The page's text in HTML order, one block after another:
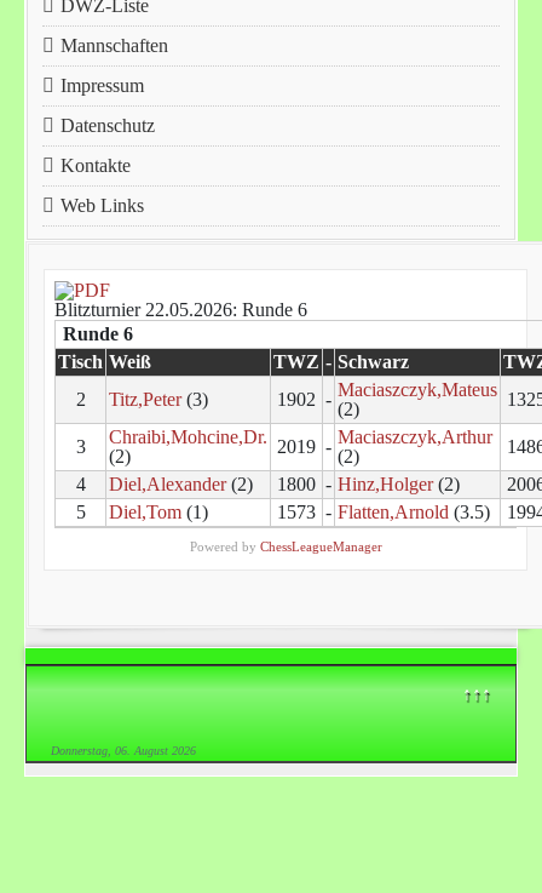
↑↑↑
Donnerstag, 06. August 2026
DWZ-Liste
Mannschaften
Impressum
Datenschutz
Kontakte
Web Links
Blitzturnier 22.05.2026: Runde 6
Runde 6
Tisch Weiß TWZ - Schwarz
2
Titz,Peter(3) 1902 - Maciaszczyk,Mateus
(2)
3
Chraibi,Mohcine,Dr.
(2)
2019 - Maciaszczyk,Arthur
(2)
4
Diel,Alexander(2) 1800 - Hinz,Holger(2)
5
Diel,Tom(1) 1573 - Flatten,Arnold (3.5)
Powered by ChessLeagueManager